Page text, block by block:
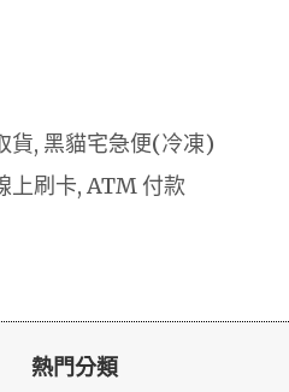
貨, 黑貓宅急便(冷凍)
上刷卡, ATM 付款
熱門分類